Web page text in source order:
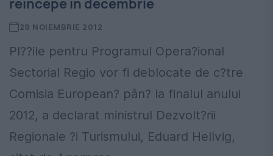
reîncepe în decembrie
29 NOIEMBRIE 2012
Pl??ile pentru Programul Opera?ional
Sectorial Regio vor fi deblocate de c?tre
Comisia European? pân? la finalul anului
2012, a declarat ministrul Dezvolt?rii
Regionale ?i Turismului, Eduard Hellvig,